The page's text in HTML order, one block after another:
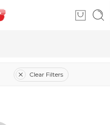
Clear Filters